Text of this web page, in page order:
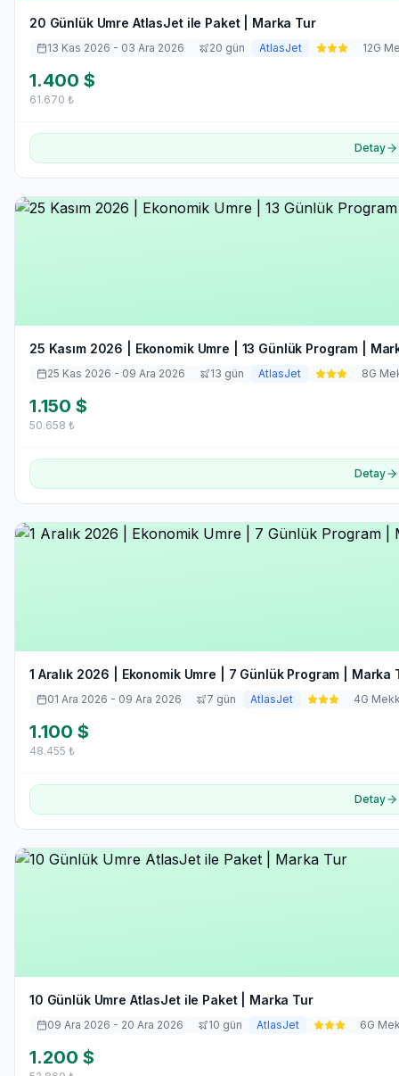
20 Günlük Umre AtlasJet ile Paket | Marka Tur
13 Kas 2026 - 03 Ara 2026 20 gün AtlasJet 12G
1.400 $
61.670 ₺
Detay
25 Kasım 2026 | Ekonomik Umre | 13 Günlük Program |
25 Kas 2026 - 09 Ara 2026 13 gün AtlasJet 8G
1.150 $
50.658 ₺
Detay
1 Aralık 2026 | Ekonomik Umre | 7 Günlük Program | Marka
01 Ara 2026 - 09 Ara 2026 7 gün AtlasJet 4G
1.100 $
48.455 ₺
Detay
10 Günlük Umre AtlasJet ile Paket | Marka Tur
09 Ara 2026 - 20 Ara 2026 10 gün AtlasJet 6G
1.200 $